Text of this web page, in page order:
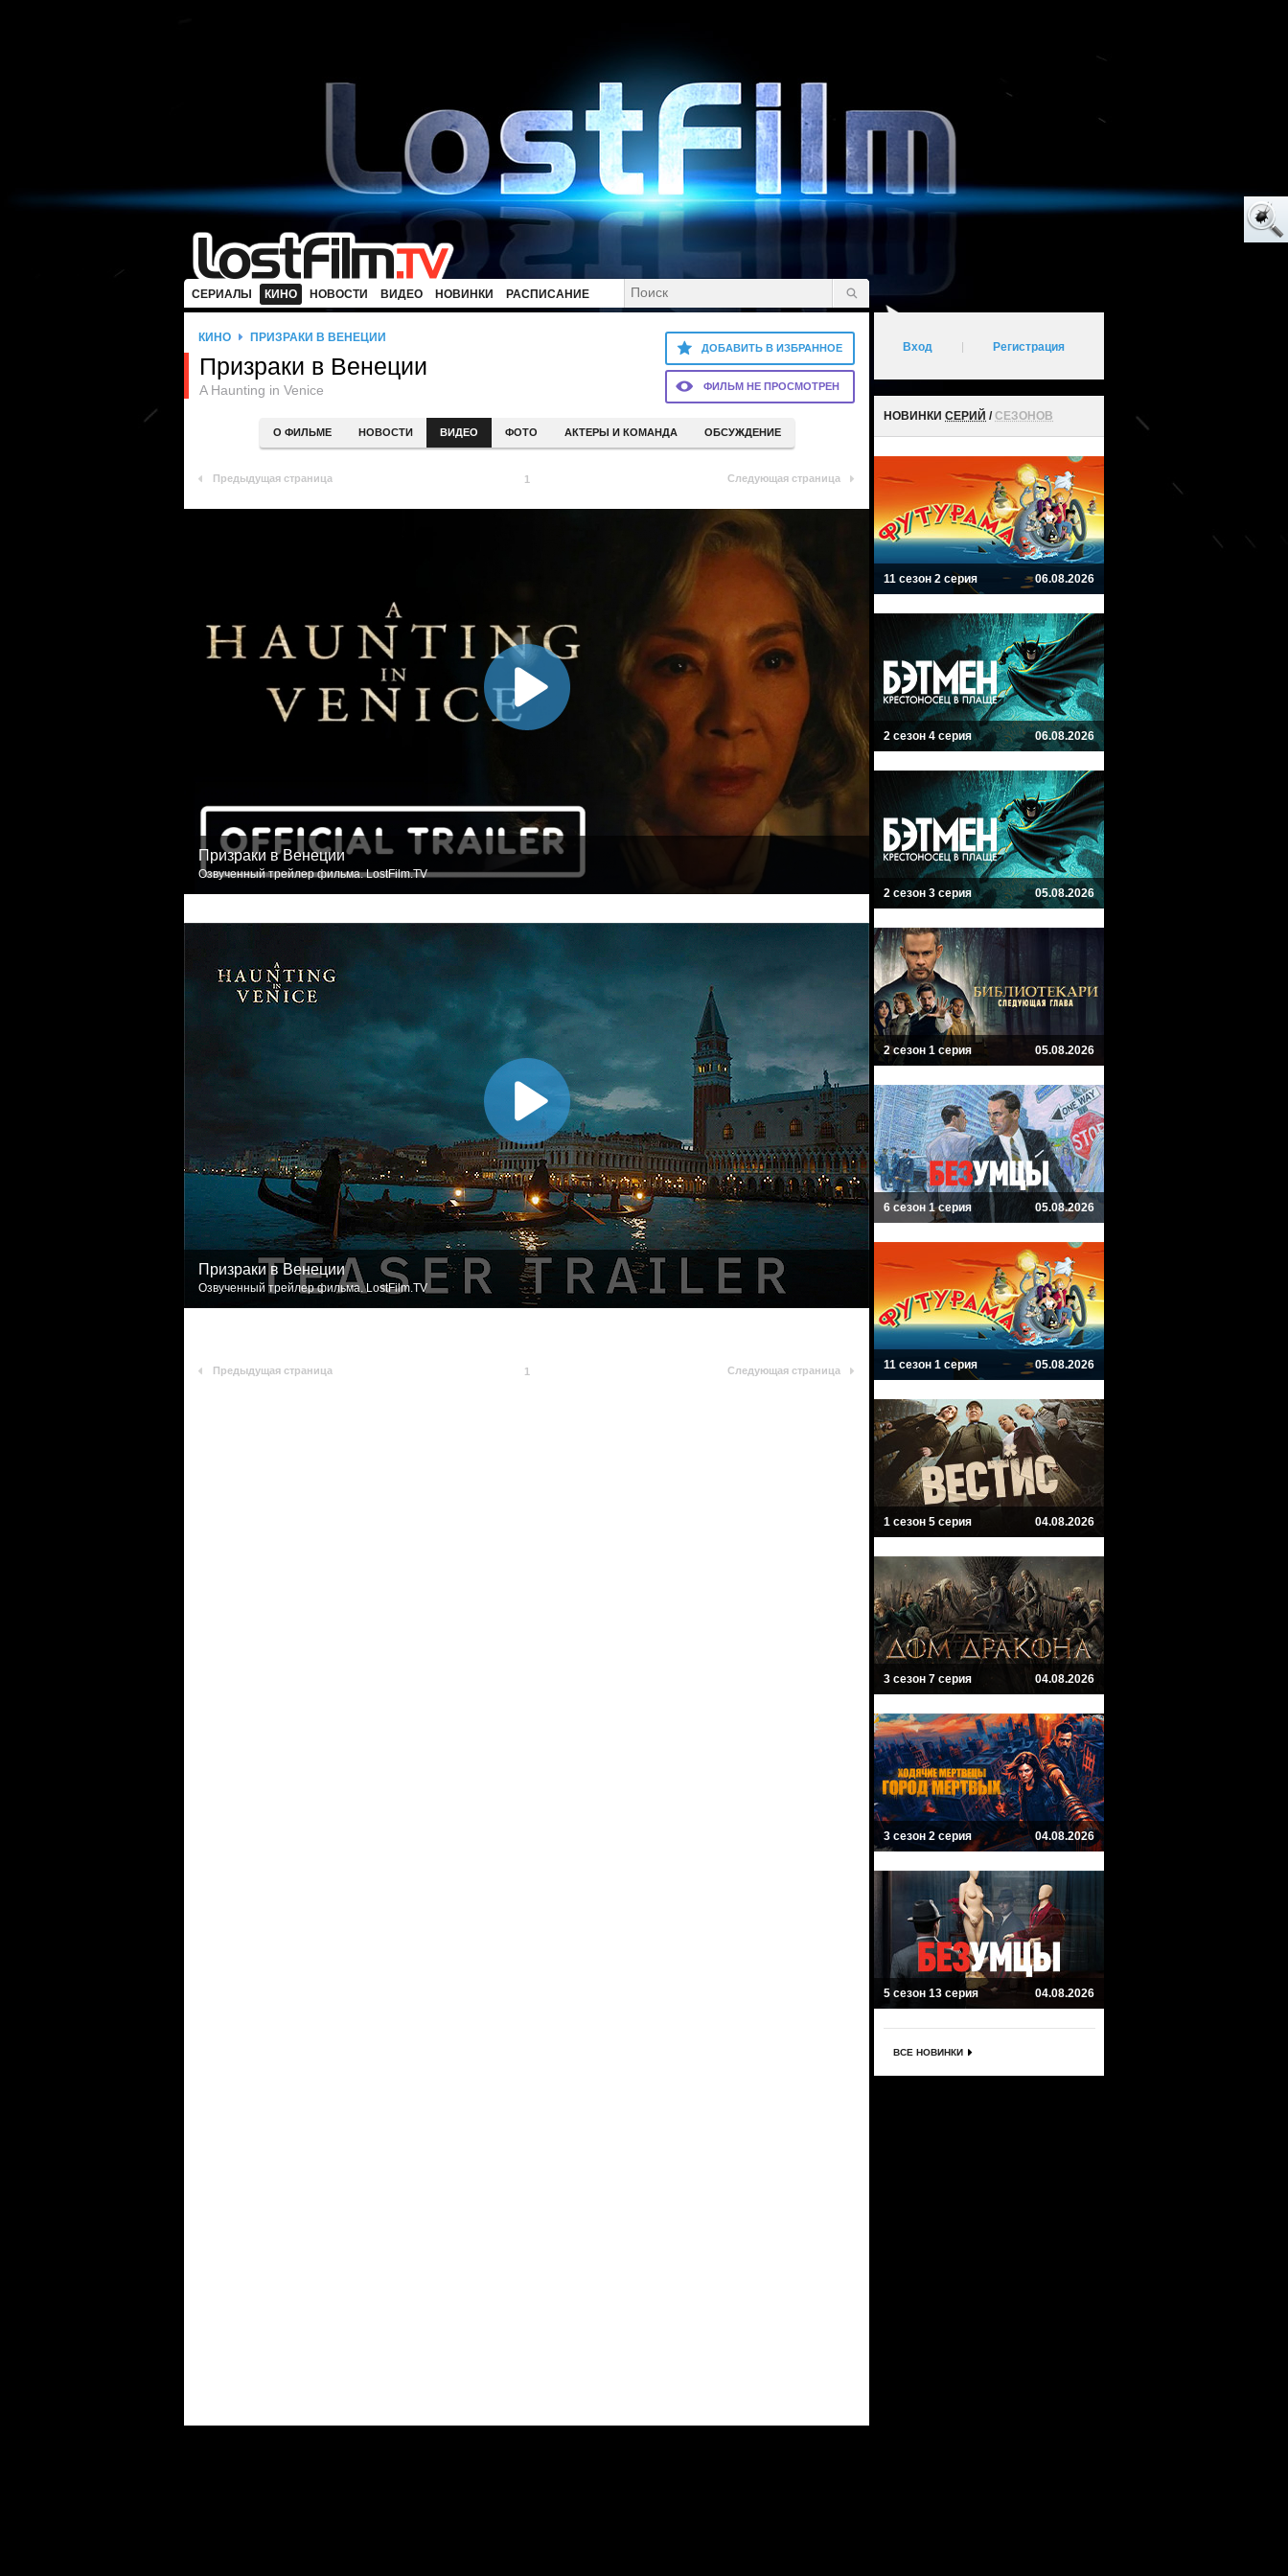
СЕРИАЛЫ КИНО НОВОСТИ ВИДЕО НОВИНКИ РАСПИСАНИЕ
ДОБАВИТЬ В ИЗБРАННОЕ
ФИЛЬМ НЕ ПРОСМОТРЕН
КИНО ПРИЗРАКИ В ВЕНЕЦИИ
Призраки в Венеции
A Haunting in Venice
О ФИЛЬМЕ НОВОСТИ ВИДЕО ФОТО АКТЕРЫ И КОМАНДА ОБСУЖДЕНИЕ
Предыдущая страница 1 Следующая страница
Призраки в Венеции
Озвученный трейлер фильма. LostFilm.TV
Призраки в Венеции
Озвученный трейлер фильма. LostFilm.TV
Предыдущая страница 1 Следующая страница
Вход Регистрация
НОВИНКИ СЕРИЙ /СЕЗОНОВ
11 сезон 2 серия 06.08.2026
2 сезон 4 серия 06.08.2026
2 сезон 3 серия 05.08.2026
2 сезон 1 серия 05.08.2026
6 сезон 1 серия 05.08.2026
11 сезон 1 серия 05.08.2026
1 сезон 5 серия 04.08.2026
3 сезон 7 серия 04.08.2026
3 сезон 2 серия 04.08.2026
5 сезон 13 серия 04.08.2026
ВСЕ НОВИНКИ